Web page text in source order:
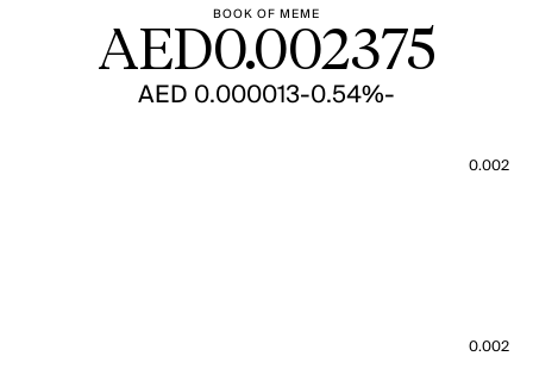
BOOK OF MEME
AED0.002375
-0.54%
-AED 0.000013
0.002
0.002